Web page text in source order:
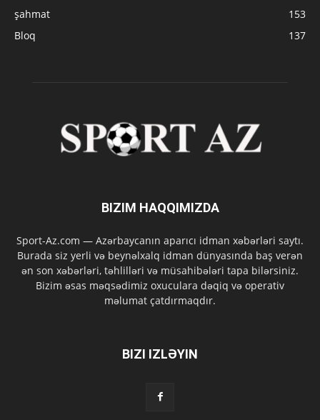
şahmat
153
Bloq
137
BIZIM HAQQIMIZDA
Sport-Az.com — Azərbaycanın aparıcı idman xəbərləri saytı.
Burada siz yerli və beynəlxalq idman dünyasında baş verən
ən son xəbərləri, təhlilləri və müsahibələri tapa bilərsiniz.
Bizim əsas məqsədimiz oxuculara dəqiq və operativ
məlumat çatdırmaqdır.
BIZI IZLƏYIN